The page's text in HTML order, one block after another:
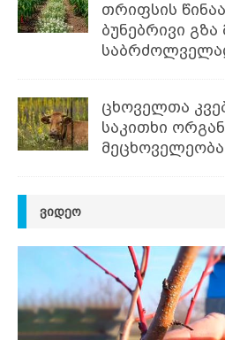
თრიფსის
ბუნებრივი
ცხოველთა
საკითხი
ᲕᲘᲓᲔᲝ